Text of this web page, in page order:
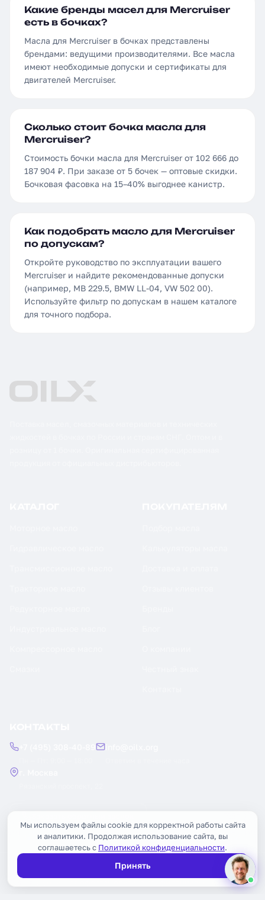
Какие бренды масел для Mercruiser
есть в бочках?
Масла для Mercruiser в бочках представлены
брендами: ведущими производителями. Все масла
имеют необходимые допуски и сертификаты для
двигателей Mercruiser.
Сколько стоит бочка масла для
Mercruiser?
Стоимость бочки масла для Mercruiser от 102 666 до
187 904 ₽. При заказе от 5 бочек — оптовые скидки.
Бочковая фасовка на 15–40% выгоднее канистр.
Как подобрать масло для Mercruiser
по допускам?
Откройте руководство по эксплуатации вашего
Mercruiser и найдите рекомендованные допуски
(например, MB 229.5, BMW LL-04, VW 502 00).
Используйте фильтр по допускам в нашем каталоге
для точного подбора.
© 2026 OILX. Все права защищены.
Политика конфиденциальности
Мы используем файлы cookie для корректной работы сайта
и аналитики. Продолжая использование сайта, вы
соглашаетесь с Политикой конфиденциальности.
Принять